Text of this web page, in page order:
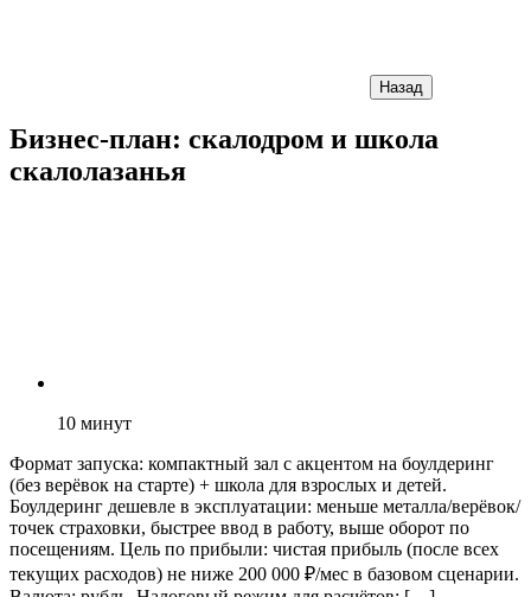
Назад
Бизнес-план: скалодром и школа
скалолазанья
10 минут
Формат запуска: компактный зал с акцентом на боулдеринг
(без верёвок на старте) + школа для взрослых и детей.
Боулдеринг дешевле в эксплуатации: меньше металла/верёвок/
точек страховки, быстрее ввод в работу, выше оборот по
посещениям. Цель по прибыли: чистая прибыль (после всех
текущих расходов) не ниже 200 000 ₽/мес в базовом сценарии.